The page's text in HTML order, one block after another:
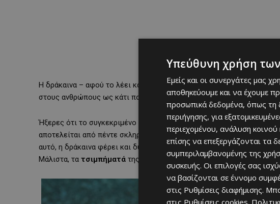
Η δράκαινα – αφού το λέει και το όνομά της, λόγω και της
στους ανθρώπους ως κάτι πολύ άσχημο, σαν δράκος και τέρας.
Ήξερες ότι το συγκεκριμένο ψάρι είναιεπιβλαβές για τον άνθρωπο
αποτελείται από πέντε σκληρά
αγκάθιατα οποία στη βάσητους
αυτό, η δράκαινα φέρει και δύο εξίσου δηλητηριώδη αγκάθια στο
Μάλιστα, τα τσιμπήματά της είναι αρκετά επώδυνακαι προκαλούν
Υπεύθυνη χρήση
Εμείς και οι συνεργάτες μας
αποθηκεύουμε και να έχουμε
προσωπικά δεδομένα, όπως τη
περιήγησης, για
περιεχομένου, ανάλυση
επίσης να επεξεργάζονται τα
συμπεριλαμβανομένης της
συσκευής. Οι επιλογές σας
να βασίζονται σε έννομο
στις Ρυθμίσεις διαφήμισης.
στις Ρυθμίσεις cookies.